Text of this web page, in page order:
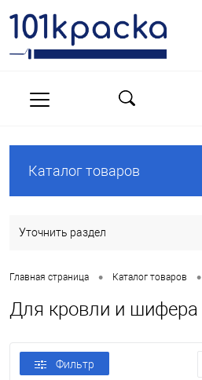
Каталог товаров
Уточнить раздел
Главная страница • Каталог товаров •
Для кровли и шифера
Фильтр